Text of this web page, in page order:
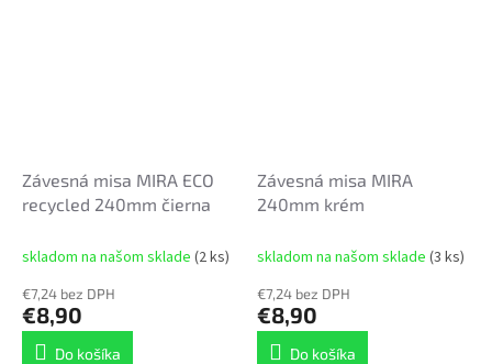
Závesná misa MIRA ECO
recycled 240mm čierna
skladom na našom sklade (2 ks)
€7,24 bez DPH
€8,90
Do košíka
Závesná misa MIRA
240mm krém
skladom na našom sklade (3 ks)
€7,24 bez DPH
€8,90
Do košíka